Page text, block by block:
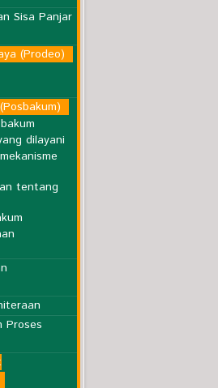
Sisa Panjar
(Prodeo)
dilayani
tentang
Proses